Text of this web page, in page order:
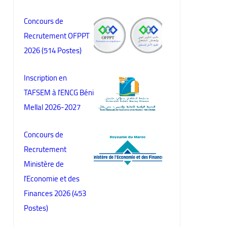
Concours de
Recrutement OFPPT
2026 (514 Postes)
Inscription en
TAFSEM à l'ENCG Béni
Mellal 2026-2027
Concours de
Recrutement
Ministère de
l’Economie et des
Finances 2026 (453
Postes)